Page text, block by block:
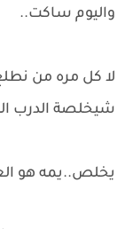
واليوم ساكت..
لا كل مره من
شيخلصة الدرب
يخلص..يمه هو